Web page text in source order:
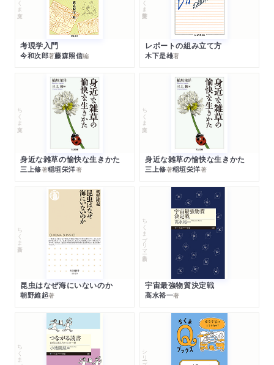
考現学入門
今和次郎著藤森照信編
レポートの組み立て方
木下是雄著
ちくま文庫
身近な雑草の愉快な生きかた
三上修著稲垣栄洋著
ちくま文庫
身近な雑草の愉快な生きかた
三上修著稲垣栄洋著
ちくま新書
昆虫はなぜ海にいないのか
朝野維起著
ちくまプリマー新書
宇宙最強物質決定戦
高水裕一著
シリーズ・全集